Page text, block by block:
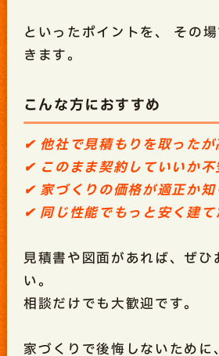
といったポイントを、 その
きます。
こんな方におすすめ
✔ 他社で見積もりを取ったが
✔ このまま契約していいか不
✔ 家づくりの価格が適正か知
✔ 同じ性能でもっと安く建て
見積書や図面があれば、ぜひ
い。
相談だけでも大歓迎です。
家づくりで後悔しないために、